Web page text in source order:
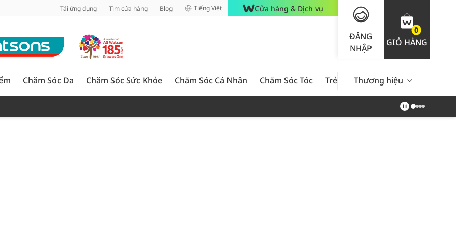
Tải ứng dụng Tìm cửa hàng Blog Tiếng Việt Cửa hàng & Dịch vụ
ĐĂNG
NHẬP
0
GIỎ HÀNG
Chăm Sóc Da Chăm Sóc Sức Khỏe Chăm Sóc Cá Nhân Chăm Sóc Tóc Trẻ Em Nam Giới Chăm Sóc
Thương hiệu